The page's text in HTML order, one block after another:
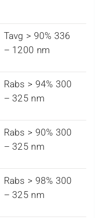
Tavg > 90% 336
– 1200 nm
Rabs > 94% 300
– 325 nm
Rabs > 90% 300
– 325 nm
Rabs > 98% 300
– 325 nm